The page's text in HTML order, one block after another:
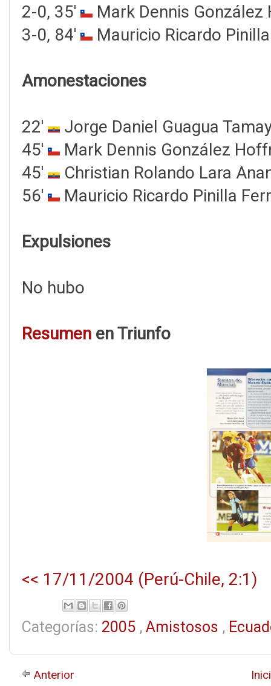
2-0, 35'
Mark Dennis
3-0, 84'
Mauricio Ricardo
Amonestaciones
22'
Jorge Daniel Guagua
45'
Mark Dennis González
45'
Christian Rolando Lara
56'
Mauricio Ricardo Pinilla
Expulsiones
No hubo
Resumen en Triunfo
<< 17/11/2004 (Perú-Chile, 2:1)
Categorías: 2005 , Amistosos ,
Anterior